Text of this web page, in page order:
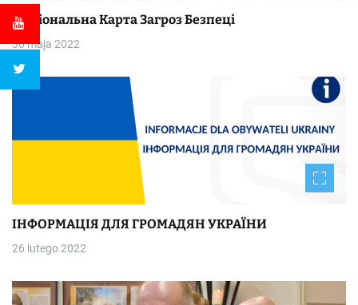
Національна Kapтa Загроз Безпеці
30 maja 2022
ІНФОРМАЦІЯ ДЛЯ ГРОМАДЯН УКРАЇНИ
26 lutego 2022